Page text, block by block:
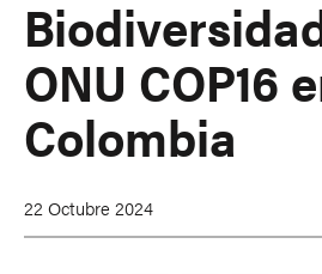
ONU COP16
Colombia
22 Octubre 2024